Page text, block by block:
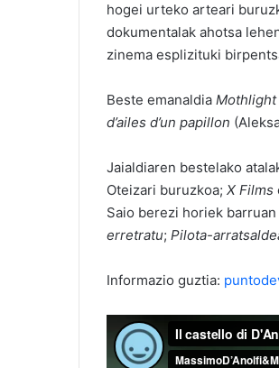
hogei urteko arteari
dokumentalak ahotsa
zinema esplizituki
Beste emanaldia Mothlight
d’ailes d’un papillon
Jaialdiaren bestelako
Oteizari buruzkoa; X Films
Saio berezi horiek
erretratu; Pilota-
Informazio guztia: